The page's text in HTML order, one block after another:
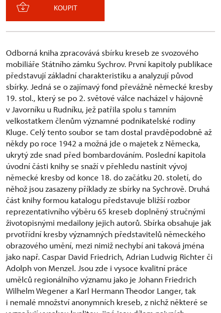
KOUPIT
Odborná kniha zpracovává sbírku kreseb ze svozového
mobiliáře Státního zámku Sychrov. První kapitoly publikace
představují základní charakteristiku a analyzují původ
sbírky. Jedná se o zajímavý fond převážně německé kresby
19. stol., který se po 2. světové válce nacházel v hájovně
v Javorníku u Rudníku, jež patřila spolu s tamním
velkostatkem členům významné podnikatelské rodiny
Kluge. Celý tento soubor se tam dostal pravděpodobně až
někdy po roce 1942 a možná jde o majetek z Německa,
ukrytý zde snad před bombardováním. Poslední kapitola
úvodní části knihy se snaží v přehledu nastínit vývoj
německé kresby od konce 18. do začátku 20. století, do
něhož jsou zasazeny příklady ze sbírky na Sychrově. Druhá
část knihy formou katalogu představuje bližší rozbor
reprezentativního výběru 65 kreseb doplněný stručnými
životopisnými medailony jejich autorů. Sbírka obsahuje jak
prvotřídní kresby významných představitelů německého
obrazového umění, mezi nimiž nechybí ani taková jména
jako např. Caspar David Friedrich, Adrian Ludwig Richter či
Adolph von Menzel. Jsou zde i vysoce kvalitní práce
umělců regionálního významu jako je Johann Friedrich
Wilhelm Wegener a Karl Hermann Theodor Langer, tak
i nemalé množství anonymních kreseb, z nichž některé se